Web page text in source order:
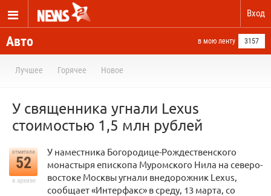
Вход
Авто в мою ленту 3157
Лучшее Горячее Новое
У священника угнали Lexus
стоимостью 1,5 млн рублей
отметили
52
в архиве
У наместника Богородице-Рождественского
монастыря епископа Муромского Нила на северо-
востоке Москвы угнали внедорожник Lexus,
сообщает «Интерфакс» в среду, 13 марта, со